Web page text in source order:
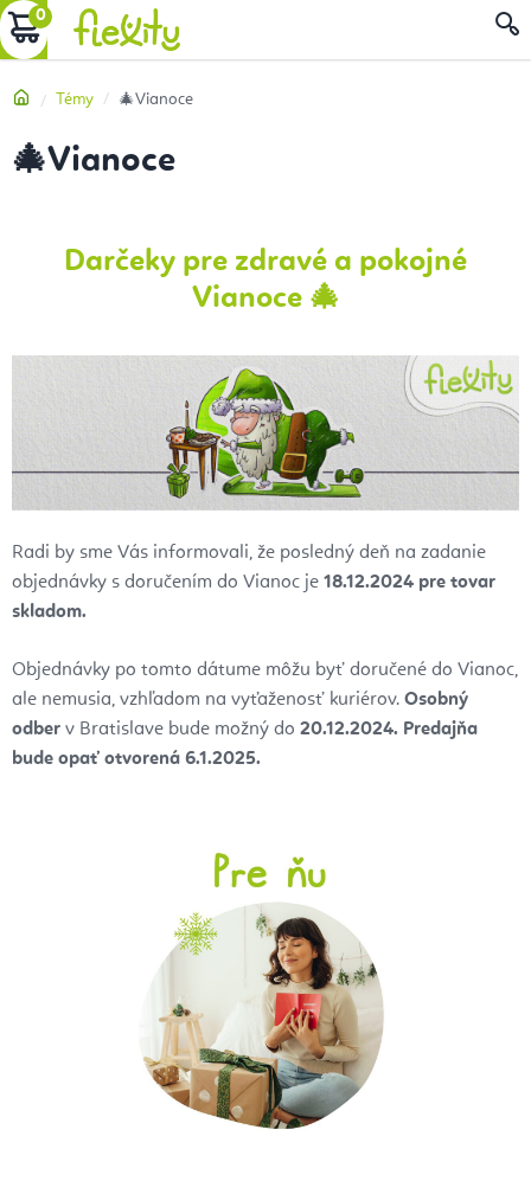
Prejsť
na
NÁKUPNÝ
Domov
Témy 🎄Vianoce
🎄Vianoce
Darčeky pre zdravé a pokojné
Vianoce 🎄
Radi by sme Vás informovali, že posledný deň na zadanie
objednávky s doručením do Vianoc je 18.12.2024 pre tovar
skladom.
Objednávky po tomto dátume môžu byť doručené do Vianoc,
ale nemusia, vzhľadom na vyťaženosť kuriérov. Osobný
odber v Bratislave bude možný do 20.12.2024. Predajňa
bude opať otvorená 6.1.2025.